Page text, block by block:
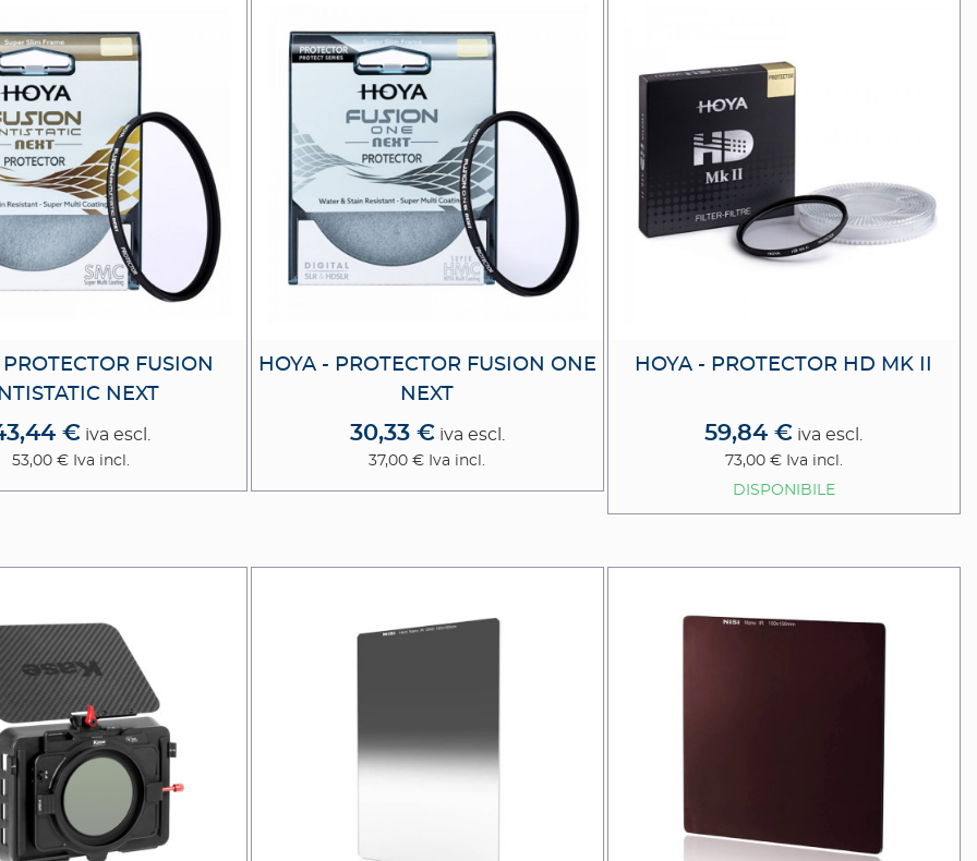
FUSION
NEXT
€ iva escl.
53,00 € Iva incl.
HOYA - PROTECTOR FUSION ONE
NEXT
30,33 € iva escl.
37,00 € Iva incl.
HOYA - PROTECTOR HD MK II
59,84 € iva escl.
73,00 € Iva incl.
DISPONIBILE